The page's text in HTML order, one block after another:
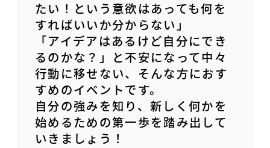
たい！という意欲はあっても何を
すればいいか分からない」
「アイデアはあるけど自分にでき
るのかな？」と不安になって中々
行動に移せない、そんな方におす
すめのイベントです。
自分の強みを知り、新しく何かを
始めるための第一歩を踏み出して
いきましょう！